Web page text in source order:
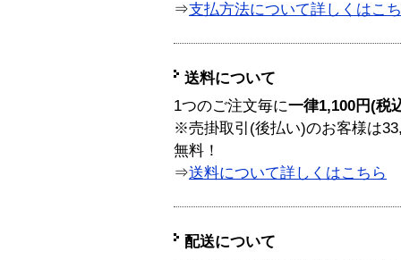
⇒支払方法について詳しくはこ
送料について
1つのご注文毎に一律1,100円(税
※売掛取引(後払い)のお客様は
無料！
⇒送料について詳しくはこちら
配送について